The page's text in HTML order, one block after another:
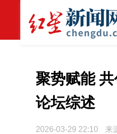
聚势赋能
论坛综述
2026-03-29 22:10 来